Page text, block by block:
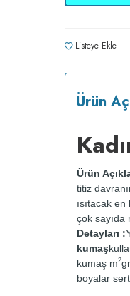
Listeye Ekle
Ürün
Ürün
titiz
ısıtacak
çok sayıda
Detayları :
kumaş
kumaş m2
boyalar